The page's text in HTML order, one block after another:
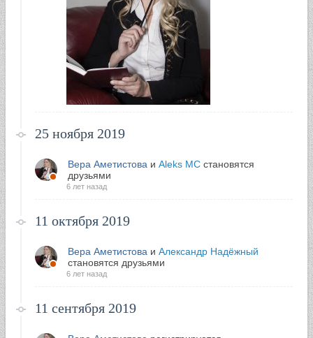
25 ноября 2019
Вера Аметистова и Aleks MC становятся
друзьями
6 лет назад
11 октября 2019
Вера Аметистова и Александр Надёжный
становятся друзьями
6 лет назад
11 сентября 2019